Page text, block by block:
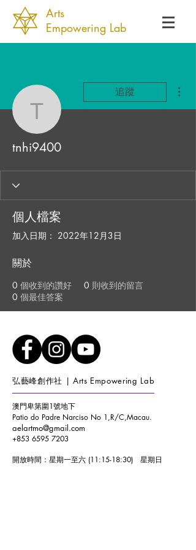
Arts
Empowering Lab
tnhi9400
追蹤
tnhi9400
個人檔案
加入日期： 2022年12月3日
關於
0 個收到的讚好 0 則收到的留言
0 個最佳答案
弘藝峰創作社 | Arts Empowering Lab
澳門卑第圍1號地下
Patio do Padre Narciso No 1,R/C,Macau.
aelartmo@gmail.com
+853 6595 7203
開放時間： 星期一至六 (11:15-18:30) 星期日